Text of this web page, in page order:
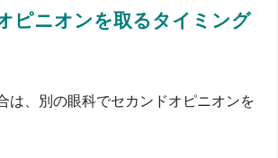
ピニオンを取るタイミング
は、別の眼科でセカンドオピニオンを